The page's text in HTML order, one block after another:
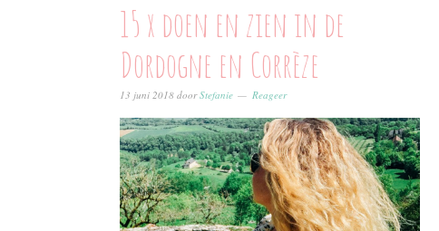
15 x doen en zien in de
Dordogne en Corrèze
13 juni 2018 doorStefanie Reageer